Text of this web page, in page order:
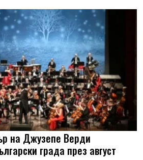
на Джузепе Верди
града през август